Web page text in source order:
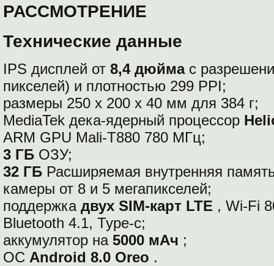
РАССМОТРЕНИЕ
Технические данные
IPS дисплей от 8,4 дюймас
пикселей) и плотностью 299 PPI;
размеры 250 х 200 х 40 мм для 384 г;
MediaTek дека-ядерный процессор
ARM GPU Mali-T880 780 МГц;
3 ГБ ОЗУ;
32 ГБ Расширяемая внутренняя
камеры от 8 и 5 мегапикселей;
поддержка двух SIM-карт LTE , Wi-Fi
Bluetooth 4.1, Type-c;
аккумулятор на 5000 мАч ;
ОС Android 8.0 Oreo .